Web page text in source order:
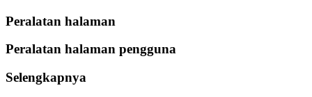
Peralatan halaman
Peralatan halaman pengguna
Selengkapnya